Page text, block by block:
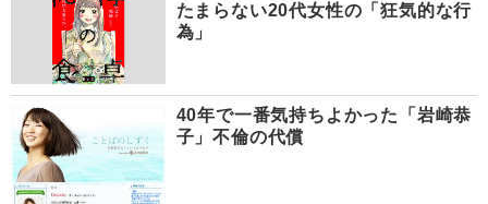
たまらない20代女性の「狂気的な行
為」
40年で一番気持ちよかった「岩崎恭
子」不倫の代償